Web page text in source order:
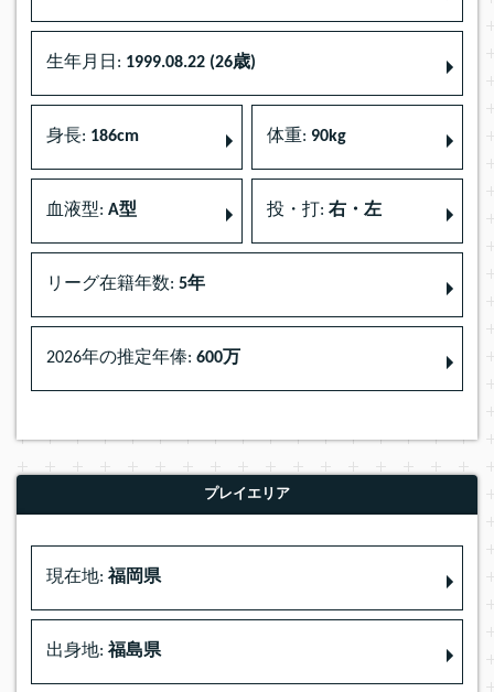
生年月日: 1999.08.22 (26歳)
身長: 186cm 体重: 90kg
血液型: A型 投・打: 右・左
リーグ在籍年数: 5年
2026年の推定年俸: 600万
プレイエリア
現在地: 福岡県
出身地: 福島県